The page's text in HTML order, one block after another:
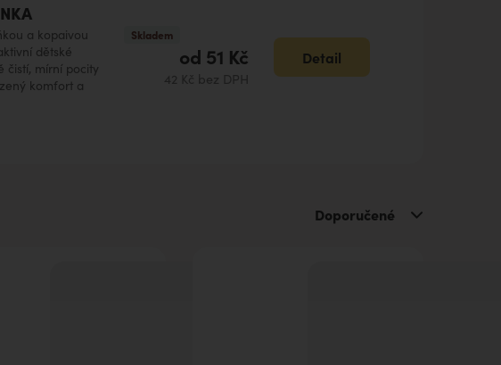
a kopaivou
dětské
čistí, mírní pocity
komfort a
Skladem
od 51 Kč
42 Kč bez DPH
Detail
Doporučené